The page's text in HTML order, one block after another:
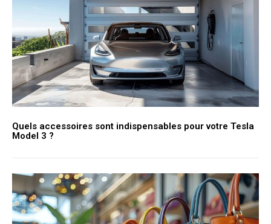
Quels accessoires sont indispensables pour votre Tesla
Model 3 ?